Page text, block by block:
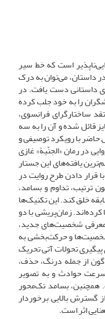
است که خط سیر
داستان، می‌توان به درک
داستانی دست یافت. در
را به خود جلب کرده
ساختارگرای فرانسوی،
قائل شده و آن را به سه
با رویکرد توصیفی و
در رمان «الجنّیة» غازی
یافته‌های این جستار
قرار دادن طرح روایت در
ترتیب، تداوم و بسامد،
خلق کند. این تکنیک‌ها
زمان‌پریشی با دو
معرفی شخصیت‌های جدید،
شخصیت‌ها و حرکت‌بخشی به
پیگیری تحولات آتی تحریک
از جمله درنگ، حذف،
حوادث و به تصویر
بسامد تک‌محور
گسترش بالایی برخوردار
اثر است.